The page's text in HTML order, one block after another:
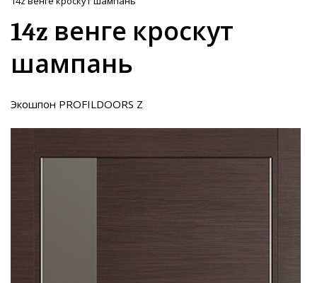
14z венге кроскут
шампань
Экошпон PROFILDOORS Z